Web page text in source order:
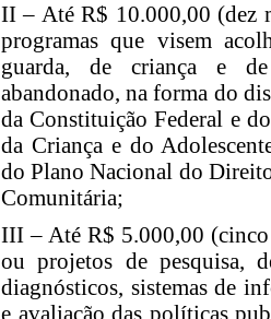
II – Até R$ 10.000,00 (dez
programas que visem
guarda, de criança e
abandonado, na forma do
da Constituição Federal e
da Criança e do
do Plano Nacional do
Comunitária;
III – Até R$ 5.000,00
ou projetos de pesquisa,
diagnósticos, sistemas de
e avaliação das políticas